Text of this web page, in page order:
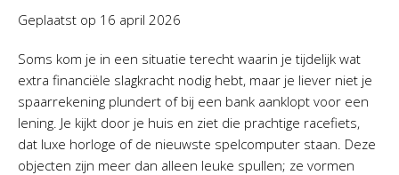
Geplaatst op 16 april 2026
Soms kom je in een situatie terecht waarin je tijdelijk wat
extra financiële slagkracht nodig hebt, maar je liever niet je
spaarrekening plundert of bij een bank aanklopt voor een
lening. Je kijkt door je huis en ziet die prachtige racefiets,
dat luxe horloge of de nieuwste spelcomputer staan. Deze
objecten zijn meer dan alleen leuke spullen; ze vormen